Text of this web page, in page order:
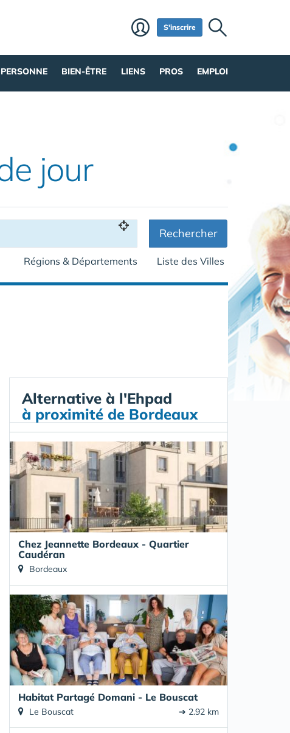
S'inscrire
BIEN-ÊTRE LIENS PROS EMPLOI
jour
Rechercher
Régions & Départements Liste des Villes
Alternative à l'Ehpad
à proximité de Bordeaux
Chez Jeannette Bordeaux - Quartier
Caudéran
Bordeaux
Habitat Partagé Domani - Le Bouscat
Le Bouscat ➔ 2.92 km